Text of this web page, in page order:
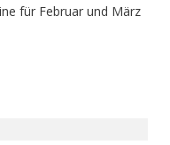
für Februar und März